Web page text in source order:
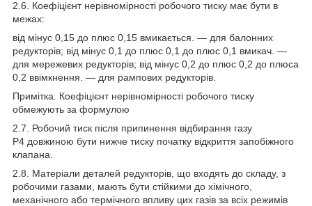
2.6. Коефіцієнт нерівномірності робочого тиску має бути в
межах:
від мінус 0,15 до плюс 0,15 вмикається. — для балонних
редукторів; від мінус 0,1 до плюс 0,1 до плюс 0,1 вмикач. —
для мережевих редукторів; від мінус 0,2 до плюс 0,2 до плюса
0,2 ввімкнення. — для рампових редукторів.
Примітка. Коефіцієнт нерівномірності робочого тиску
обмежують за формулою
2.7. Робочий тиск після припинення відбирання газу
Р4 довжиною бути нижче тиску початку відкриття запобіжного
клапана.
2.8. Матеріали деталей редукторів, що входять до складу, з
робочими газами, мають бути стійкими до хімічного,
механічного або термічного впливу цих газів за всіх режимів